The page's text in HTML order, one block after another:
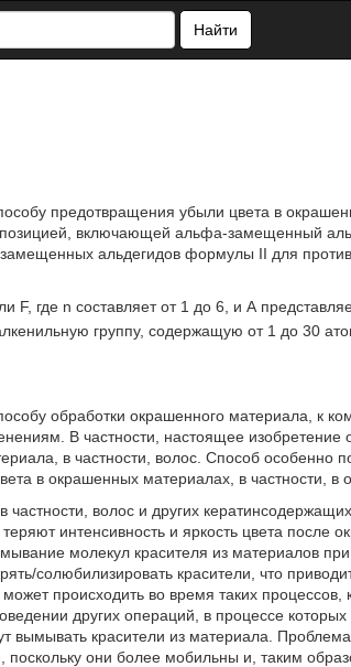
Найти
предотвращения убыли цвета в
включающей альфа-замещенный
альдегидов формулы II для
F, где n составляет от 1 до 6, и А
группу, содержащую от 1 до 30
обработки окрашенного материала, к
В частности, настоящее изобретение
в частности, волос. Способ особенно
в окрашенных материалах, в частности, в
волос и других
интенсивность и яркость цвета после
молекул красителя из материалов
солюбилизировать красители, что
происходить во время таких
других операций, в процессе которых
вымывать красители из материала.
они более мобильны и, таким